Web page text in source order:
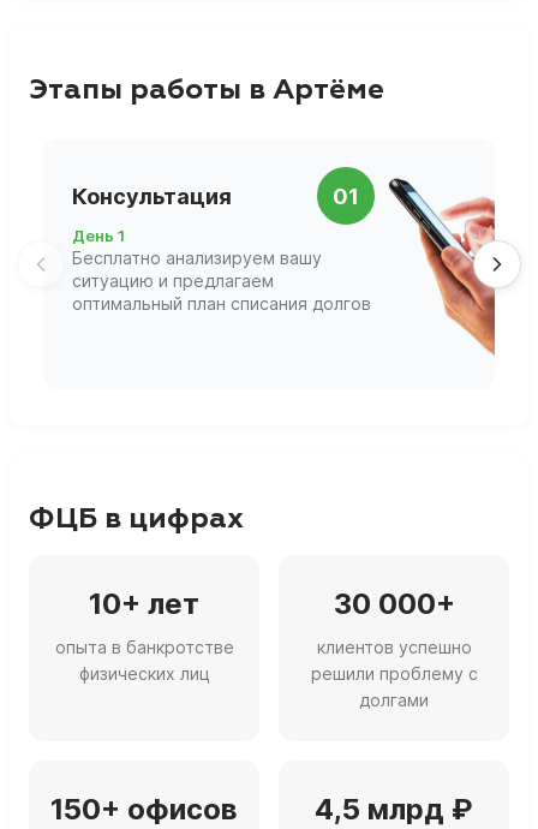
Этапы работы в Артёме
Консультация 01
День 1
Бесплатно анализируем вашу
ситуацию и предлагаем
оптимальный план списания долгов
ФЦБ в цифрах
10+ лет
опыта в банкротстве
физических лиц
30 000+
клиентов успешно
решили проблему с
долгами
150+ офисов 4,5 млрд ₽